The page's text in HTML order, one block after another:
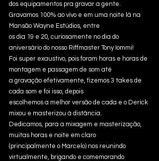
dos equipamentos pra gravar a gente.
Gravamos 100% ao vivo e em uma noite lá na
Mansão Wayne Estúdios, entre
os dia 19 e 20, curiosamente no dia do
aniversário do nosso Riffmaster Tony Iommi!
Foi super exaustivo, pois foram horas e horas de
montagem e passagem de som até
a gravação efetivamente, fizemos 3 takes de
cada som e foi isso, depois
escolhemos a melhor versão de cada e o Derick
mixou e masterizou à distância.
Dedicamos, para a mixagem e masterização,
muitas horas e noite em claro
(principalmente o Marcelo) nos reunindo
virtualmente, brigando e comemorando